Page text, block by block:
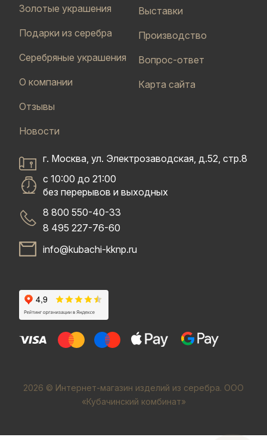
Золотые украшения
Подарки из серебра
Серебряные украшения
О компании
Отзывы
Новости
Выставки
Производство
Вопрос-ответ
Карта сайта
г. Москва, ул. Электрозаводская, д.52, стр.8
с 10:00 до 21:00
без перерывов и выходных
8 800 550-40-33
8 495 227-76-60
info@kubachi-kknp.ru
2026 © Интернет-магазин изделий из серебра. ООО
«Кубачинский комбинат»